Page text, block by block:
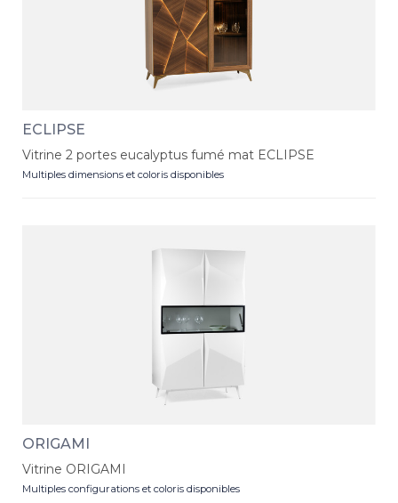
ECLIPSE
Vitrine 2 portes eucalyptus fumé mat ECLIPSE
Multiples dimensions et coloris disponibles
ORIGAMI
Vitrine ORIGAMI
Multiples configurations et coloris disponibles